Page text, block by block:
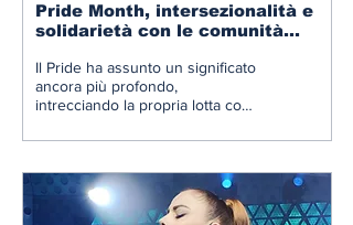
Pride Month, intersezionalità e
solidarietà con le comunità
Il Pride ha assunto un significato
ancora più profondo,
intrecciando la propria lotta con
grandi conflitti internazionali che